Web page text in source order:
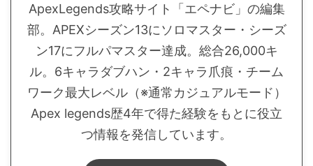
ApexLegends攻略サイト「エペナビ」の編集
部。APEXシーズン13にソロマスター・シーズ
ン17にフルパマスター達成。総合26,000キ
ル。6キャラダブハン・2キャラ爪痕・チーム
ワーク最大レベル（※通常カジュアルモード）
Apex legends歴4年で得た経験をもとに役立
つ情報を発信しています。